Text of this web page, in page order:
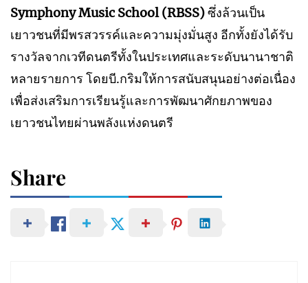
Symphony Music School (RBSS)ซึ่งล้วนเป็น
เยาวชนที่มีพรสวรรค์และความมุ่งมั่นสูง อีกทั้งยังได้รับ
รางวัลจากเวทีดนตรีทั้งในประเทศและระดับนานาชาติ
หลายรายการ โดยบี.กริมให้การสนับสนุนอย่างต่อเนื่อง
เพื่อส่งเสริมการเรียนรู้และการพัฒนาศักยภาพของ
เยาวชนไทยผ่านพลังแห่งดนตรี
Share